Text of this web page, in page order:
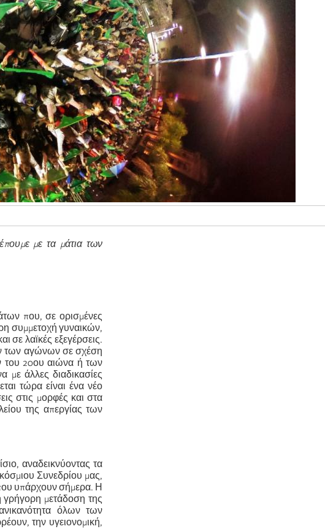
με τα μάτια των
που, σε ορισμένες
συμμετοχή γυναικών,
σε λαϊκές εξεγέρσεις.
των αγώνων σε σχέση
του 20ου αιώνα ή των
με άλλες διαδικασίες
τώρα είναι ένα νέο
στις μορφές και στα
της απεργίας των
αναδεικνύοντας τα
Συνεδρίου μας,
που υπάρχουν σήμερα. Η
γρήγορη μετάδοση της
όλων των
την υγειονομική,